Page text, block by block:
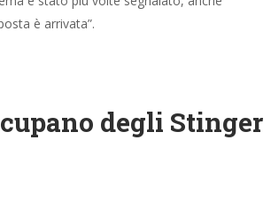
degli Stinger
è un missile terra-aria a puntamento passivo
un singolo uomo. Il FIM-92B ha una gittata
principali attualmente in uso: lo Stinger